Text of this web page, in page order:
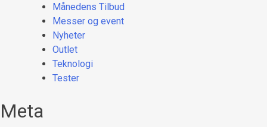
Månedens Tilbud
Messer og event
Nyheter
Outlet
Teknologi
Tester
Meta